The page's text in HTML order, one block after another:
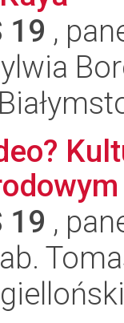
19 ,
19 ,